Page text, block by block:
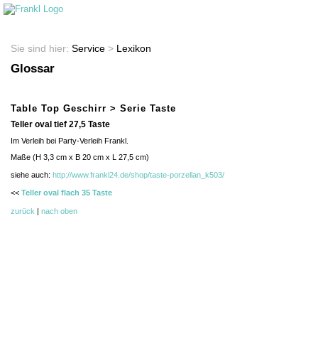
Sie sind hier: Service > Lexikon
Glossar
Table Top Geschirr > Serie Taste
Teller oval tief 27,5 Taste
Im Verleih bei Party-Verleih Frankl.
Maße (H 3,3 cm x B 20 cm x L 27,5 cm)
siehe auch: http://www.frankl24.de/shop/taste-porzellan_k503/
<< Teller oval flach 35 Taste
zurück | nach oben